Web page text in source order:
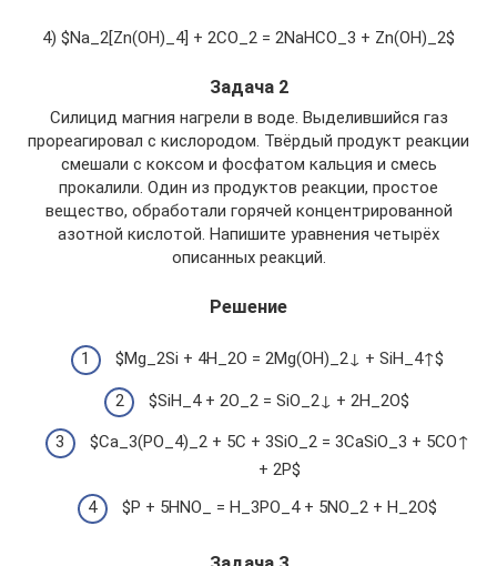
4) $Na_2[Zn(OH)_4] + 2CO_2 = 2NaHCO_3 + Zn(OH)_2$
Задача 2
Силицид магния нагрели в воде. Выделившийся газ
прореагировал с кислородом. Твёрдый продукт реакции
смешали с коксом и фосфатом кальция и смесь
прокалили. Один из продуктов реакции, простое
вещество, обработали горячей концентрированной
азотной кислотой. Напишите уравнения четырёх
описанных реакций.
Решение
$Mg_2Si + 4H_2O = 2Mg(OH)_2↓ + SiH_4↑$
$SiH_4 + 2O_2 = SiO_2↓ + 2H_2O$
$Ca_3(PO_4)_2 + 5C + 3SiO_2 = 3CaSiO_3 + 5CO↑
+ 2P$
$P + 5HNO_ = H_3PO_4 + 5NO_2 + H_2O$